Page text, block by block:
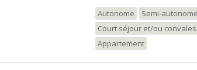
commerces, des
résidence offre un grand
retraités autonomes et
assortis d’une gamme
besoin. Quel que soit
Autonome Semi-autonome
Court séjour et/ou
Appartement